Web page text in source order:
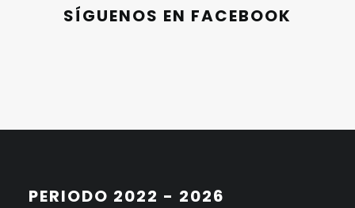
SÍGUENOS EN FACEBOOK
PERIODO 2022 - 2026